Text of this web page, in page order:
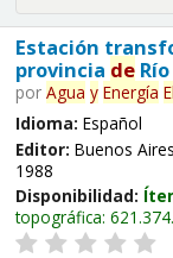
Estación
provincia de
por Agua y Energía
Idioma: Español
Editor: Buenos
1988
Disponibilidad:
topográfica: